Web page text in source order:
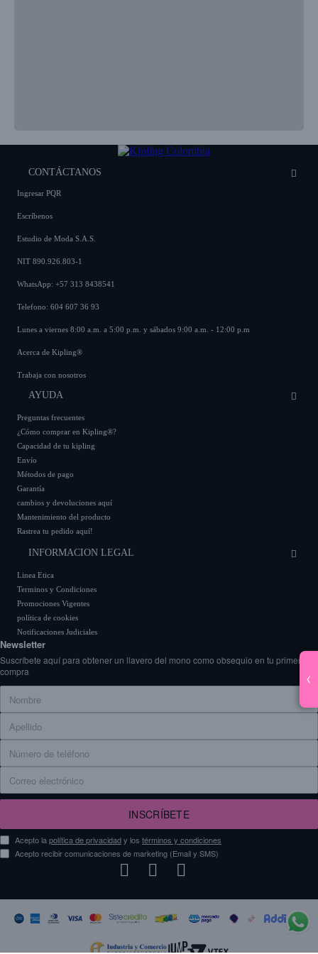
‹
CONTÁCTANOS
Ingresar PQR
Escríbenos
Estudio de Moda S.A.S.
NIT 890.926.803-1
WhatsApp: +57 313 8438541
Telefono: 604 607 36 93
Lunes a viernes 8:00 a.m. a 5:00 p.m. y sábados 9:00 a.m. - 12:00 p.m
Acerca de Kipling®
Trabaja con nosotros
AYUDA
Preguntas frecuentes
¿Cómo comprar en Kipling®?
Capacidad de tu kipling
Envío
Métodos de pago
Garantía
cambios y devoluciones aquí
Mantenimiento del producto
Rastrea tu pedido aquí!
INFORMACION LEGAL
Linea Etica
Terminos y Condiciones
Promociones Vigentes
política de cookies
Notificaciones Judiciales
Newsletter
Suscríbete aquí para obtener un llavero del mono como obsequio en tu primera
compra
INSCRÍBETE
Acepto lapolítica de privacidady los términos y condiciones
Acepto recibir comunicaciones de marketing (Email y SMS)